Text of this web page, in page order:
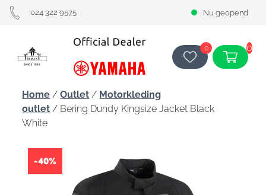
024 322 9575 Nu geopend
0 0
Home /Outlet / Motorkleding
outlet / Bering Dundy Kingsize Jacket Black
White
-40%